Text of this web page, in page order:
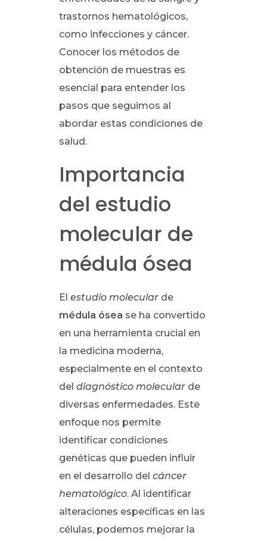
trastornos hematológicos,
como infecciones y cáncer.
Conocer los métodos de
obtención de muestras es
esencial para entender los
pasos que seguimos al
abordar estas condiciones de
salud.
Importancia
del estudio
molecular de
médula ósea
Elestudio molecular de
médula ósea se ha convertido
en una herramienta crucial en
la medicina moderna,
especialmente en el contexto
deldiagnóstico molecular de
diversas enfermedades. Este
enfoque nos permite
identificar condiciones
genéticas que pueden influir
en el desarrollo delcáncer
hematológico. Al identificar
alteraciones específicas en las
células, podemos mejorar la